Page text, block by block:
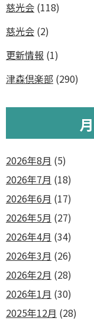
慈光会 (118)
慈光会 (2)
更新情報 (1)
津森倶楽部 (290)
2026年8月 (5)
2026年7月 (18)
2026年6月 (17)
2026年5月 (27)
2026年4月 (34)
2026年3月 (26)
2026年2月 (28)
2026年1月 (30)
2025年12月 (28)